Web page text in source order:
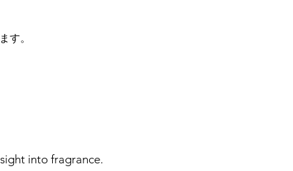
す。
into fragrance.